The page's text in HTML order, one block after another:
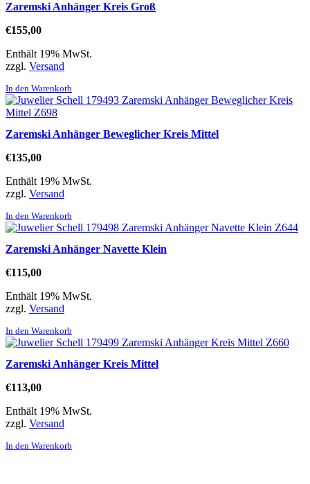
Zaremski Anhänger Kreis Groß
€155,00
Enthält 19% MwSt.
zzgl. Versand
In den Warenkorb
Zaremski Anhänger Beweglicher Kreis Mittel
€135,00
Enthält 19% MwSt.
zzgl. Versand
In den Warenkorb
Zaremski Anhänger Navette Klein
€115,00
Enthält 19% MwSt.
zzgl. Versand
In den Warenkorb
Zaremski Anhänger Kreis Mittel
€113,00
Enthält 19% MwSt.
zzgl. Versand
In den Warenkorb